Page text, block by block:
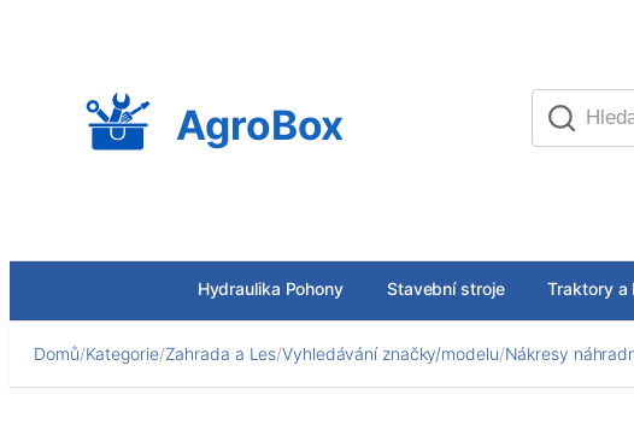
AgroBox
Hydraulika Pohony Stavební stroje Traktory a
Domů/Kategorie/Zahrada a Les/Vyhledávání značky/modelu/Nákresy